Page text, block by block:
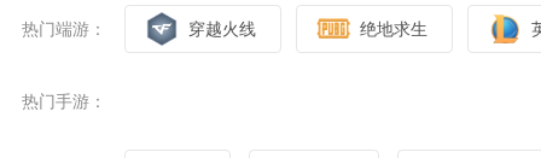
热门端游： 穿越火线 绝地求生
热门手游：